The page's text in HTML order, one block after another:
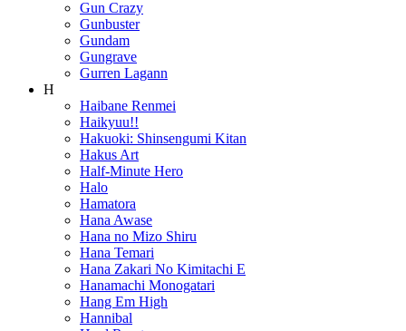
Gun Crazy
Gunbuster
Gundam
Gungrave
Gurren Lagann
H
Haibane Renmei
Haikyuu!!
Hakuoki: Shinsengumi Kitan
Hakus Art
Half-Minute Hero
Halo
Hamatora
Hana Awase
Hana no Mizo Shiru
Hana Temari
Hana Zakari No Kimitachi E
Hanamachi Monogatari
Hang Em High
Hannibal